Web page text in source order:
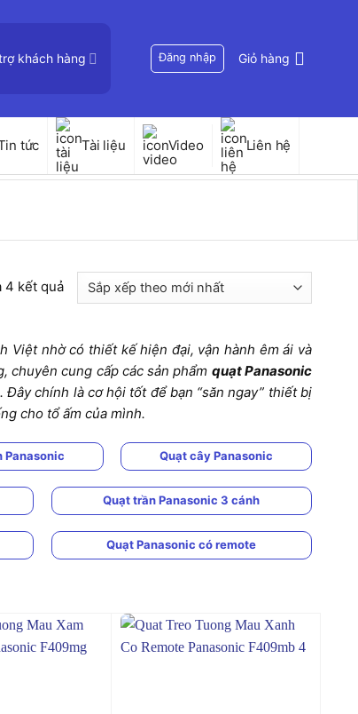
khách hàng Đăng nhập Giỏ hàng
tức Tài liệu Video Liên hệ
4 kết quảĐã
sắp
theo
mới
nhất
Việt nhờ có thiết kế hiện đại, vận hành êm ái và
chuyên cung cấp các sản phẩm quạt Panasonic
chính là cơ hội tốt để bạn “săn ngay” thiết bị
cho tổ ấm của mình.
Panasonic Quạt cây Panasonic
Quạt trần Panasonic 3 cánh
Quạt Panasonic có remote